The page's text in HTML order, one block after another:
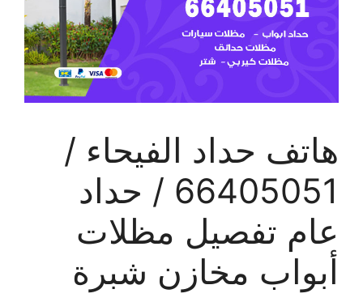
هاتف حداد الفيحاء /
66405051 / حداد
عام تفصيل مظلات
أبواب مخازن شبرة